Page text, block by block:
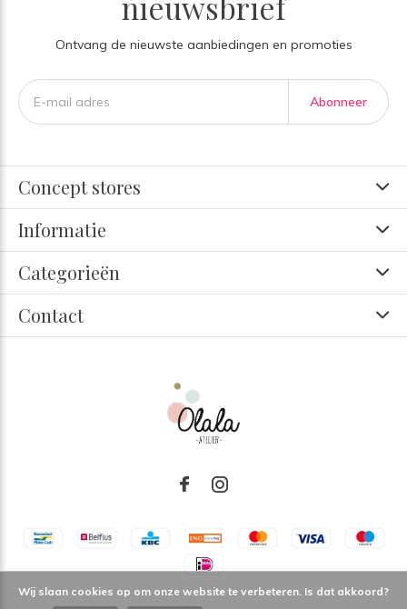
Ontvang de nieuwste aanbiedingen en promoties
Abonneer
Concept stores
Informatie
Categorieën
Contact
Wij slaan cookies op om onze website te verbeteren. Is dat akkoord?